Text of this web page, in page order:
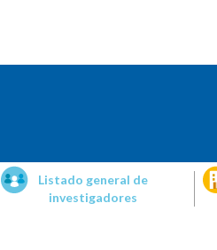
Listado general de
investigadores